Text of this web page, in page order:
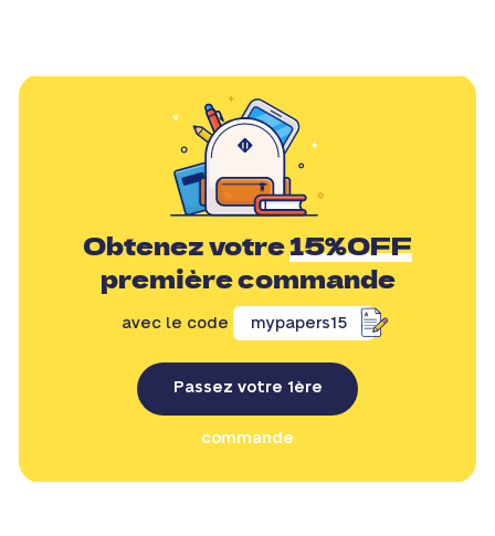
Obtenez votre15%OFF
première commande
avec le code mypapers15
Passez votre 1ère
commande